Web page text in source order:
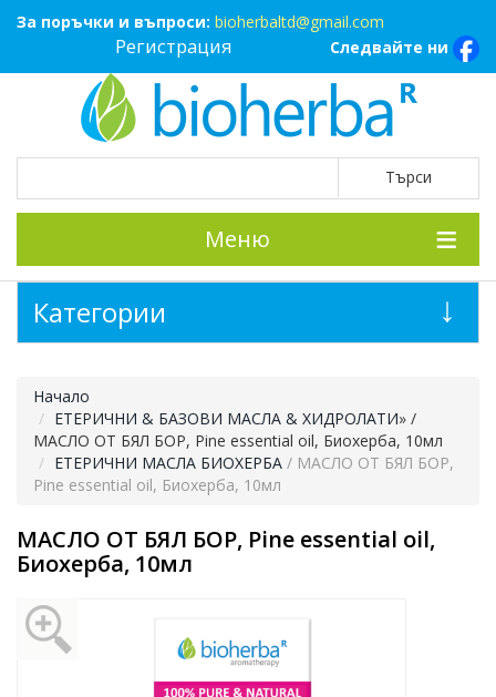
За поръчки и въпроси: bioherbaltd@gmail.com
Следвайте ни
Регистрация
Меню
Начало
ЕТЕРИЧНИ & БАЗОВИ МАСЛА & ХИДРОЛАТИ» /
МАСЛО ОТ БЯЛ БОР, Pine essential oil, Биохерба, 10мл
ЕТЕРИЧНИ МАСЛА БИОХЕРБА / МАСЛО ОТ БЯЛ БОР,
Pine essential oil, Биохерба, 10мл
МАСЛО ОТ БЯЛ БОР, Pine essential oil,
Биохерба, 10мл
Категории